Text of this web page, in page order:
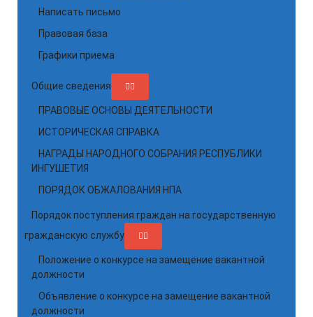
Написать письмо
Правовая база
Графики приема
Общие сведения
ПРАВОВЫЕ ОСНОВЫ ДЕЯТЕЛЬНОСТИ
ИСТОРИЧЕСКАЯ СПРАВКА
НАГРАДЫ НАРОДНОГО СОБРАНИЯ РЕСПУБЛИКИ
ИНГУШЕТИЯ
ПОРЯДОК ОБЖАЛОВАНИЯ НПА
Порядок поступления граждан на государственную
гражданскую службу
Положение о конкурсе на замещение вакантной
должности
Объявление о конкурсе на замещение вакантной
должности